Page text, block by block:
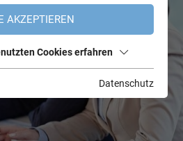
AKZEPTIEREN
Cookies erfahren
Datenschutz